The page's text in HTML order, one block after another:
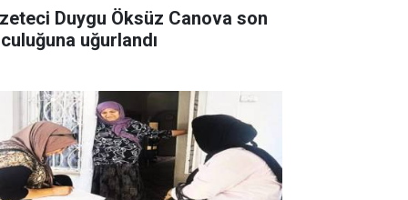
Duygu Öksüz Canova son
uğurlandı